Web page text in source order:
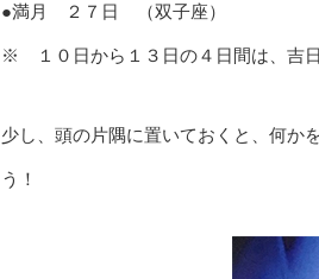
●満月 ２７日 （双子座）
※ １０日から１３日の４日間は、吉日
少し、頭の片隅に置いておくと、何か
う！